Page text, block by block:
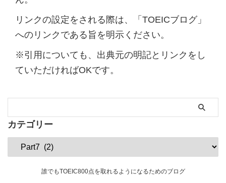
リンクの設定をされる際は、「TOEICブログ」
へのリンクである旨を明示ください。
※引用についても、出典元の明記とリンクをし
ていただければOKです。
カテゴリー
誰でもTOEIC800点を取れるようになるためのブログ